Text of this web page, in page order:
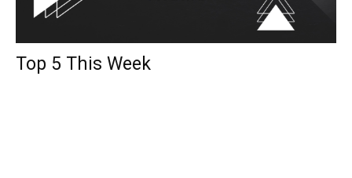
Top 5 This Week